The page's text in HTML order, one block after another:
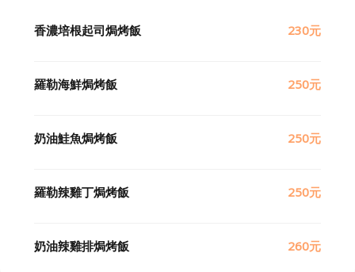
香濃培根起司焗烤飯 230元
羅勒海鮮焗烤飯 250元
奶油鮭魚焗烤飯 250元
羅勒辣雞丁焗烤飯 250元
奶油辣雞排焗烤飯 260元